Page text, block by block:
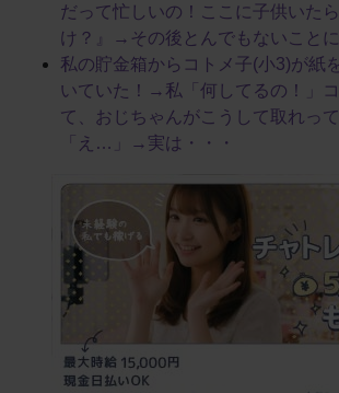
だって忙しいの！ここに子供いた
け？』→その後とんでもないことに
私の貯金箱からコトメ子(小3)が紙
いていた！→私「何してるの！」
て、おじちゃんがこうして取れっ
「え…」→実は・・・